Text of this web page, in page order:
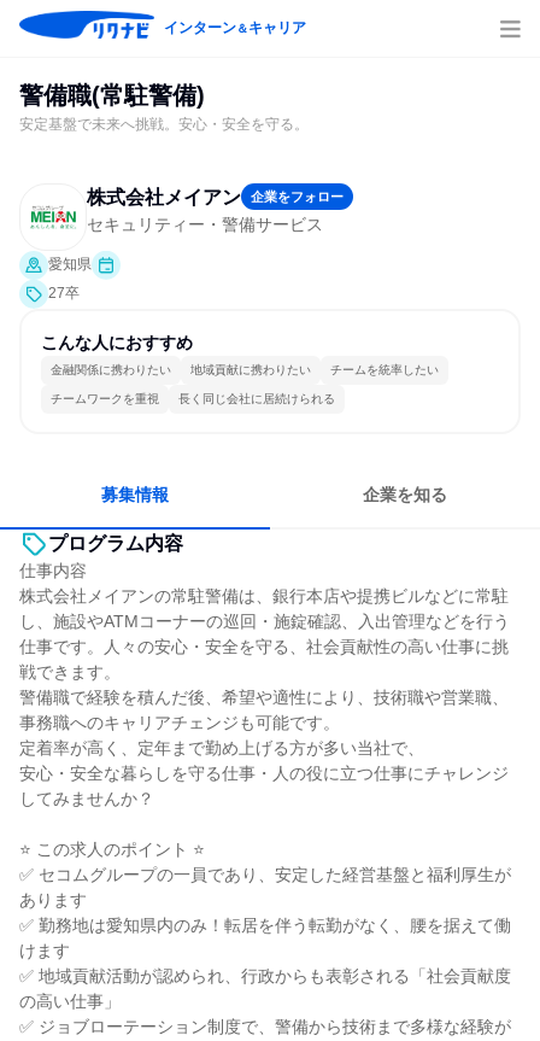
インターン＆キャリア
警備職(常駐警備)
安定基盤で未来へ挑戦。安心・安全を守る。
株式会社メイアン 企業をフォロー
セキュリティー・警備サービス
愛知県
27卒
こんな人におすすめ
金融関係に携わりたい 地域貢献に携わりたい チームを統率したい
チームワークを重視 長く同じ会社に居続けられる
募集情報 企業を知る
プログラム内容
仕事内容
株式会社メイアンの常駐警備は、銀行本店や提携ビルなどに常駐
し、施設やATMコーナーの巡回・施錠確認、入出管理などを行う
仕事です。人々の安心・安全を守る、社会貢献性の高い仕事に挑
戦できます。
警備職で経験を積んだ後、希望や適性により、技術職や営業職、
事務職へのキャリアチェンジも可能です。
定着率が高く、定年まで勤め上げる方が多い当社で、
安心・安全な暮らしを守る仕事・人の役に立つ仕事にチャレンジ
してみませんか？
⭐ この求人のポイント ⭐
✅ セコムグループの一員であり、安定した経営基盤と福利厚生が
あります
✅ 勤務地は愛知県内のみ！転居を伴う転勤がなく、腰を据えて働
けます
✅ 地域貢献活動が認められ、行政からも表彰される「社会貢献度
の高い仕事」
✅ ジョブローテーション制度で、警備から技術まで多様な経験が